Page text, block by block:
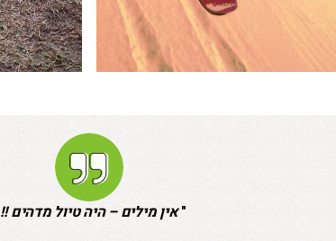
"אין מילים – היה טיול מדהים !!